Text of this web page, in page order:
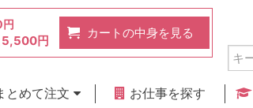
5,500円
カートの中身を見る
とめて注文
お仕事を探す